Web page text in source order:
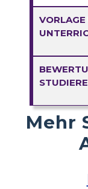
Mehr